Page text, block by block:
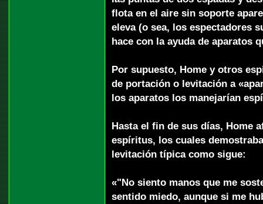
flota en el aire sin soporte
eleva (o sea, los espectadores
hace con la ayuda de aparatos
Por supuesto, Home y otros
de portación o levitación a
los aparatos los manejarían
Hasta el fin de sus días, Home
espíritus, los cuales
levitación típica como sigue:
«"No siento manos que me
sentido miedo, aunque si me